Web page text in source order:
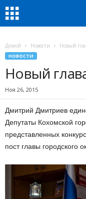
Домой Новости Новый
НОВОСТИ
Новый
Ноя 26, 2015
Дмитрий Дмитриев
Депутаты Кохомской
представленных
пост главы городского